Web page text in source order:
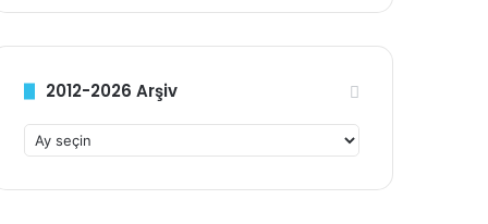
2012-2026 Arşiv
2012-
2026